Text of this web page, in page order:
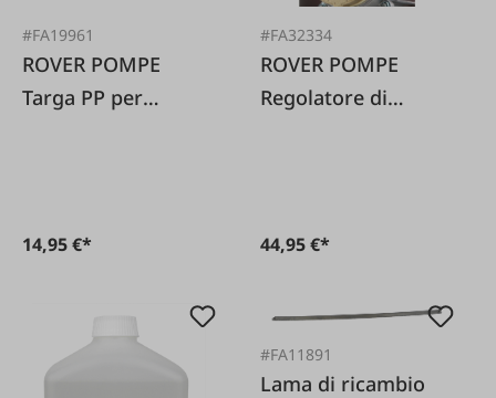
#FA19961
ROVER POMPE
Targa PP per
14,95 €*
#FA32334
ROVER POMPE
Regolatore di
44,95 €*
#FA11891
Lama di ricambio